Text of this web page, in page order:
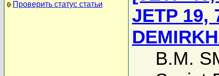
Проверить статус статьи
JETP 19,
B.M.